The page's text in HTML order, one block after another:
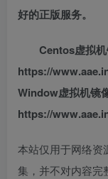
好的正版服务。
Centos虚拟机
https://
Window虚拟机镜
https://
本站仅用于网络资
集，并不对内容完